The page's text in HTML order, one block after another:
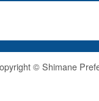
© Shimane